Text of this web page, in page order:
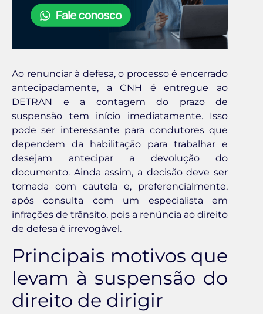
Ao renunciar à defesa, o processo é encerrado
antecipadamente, a CNH é entregue ao
DETRAN e a contagem do prazo de
suspensão tem início imediatamente. Isso
pode ser interessante para condutores que
dependem da habilitação para trabalhar e
desejam antecipar a devolução do
documento. Ainda assim, a decisão deve ser
tomada com cautela e, preferencialmente,
após consulta com um especialista em
infrações de trânsito, pois a renúncia ao direito
de defesa é irrevogável.
Principais motivos que
levam à suspensão do
direito de dirigir